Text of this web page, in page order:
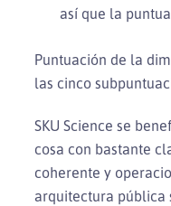
así que la
Puntuación de la
las cinco
SKU Science se
cosa con bastante
coherente y
arquitectura pública